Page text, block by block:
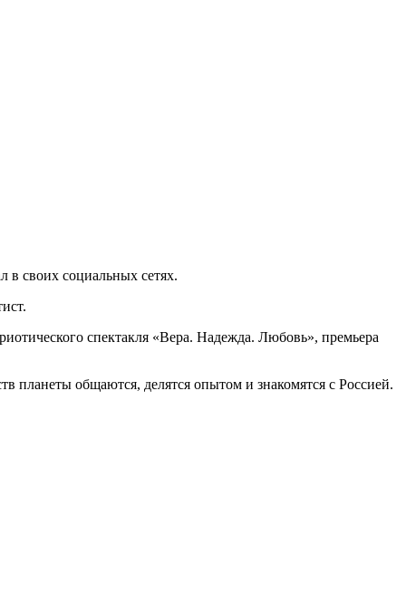
своих социальных сетях.
спектакля «Вера. Надежда. Любовь», премьера
планеты общаются, делятся опытом и знакомятся с Россией.